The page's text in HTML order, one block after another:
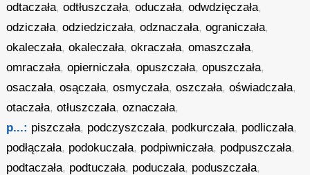
odtaczała,odtłuszczała,oduczała,odwdzięczała,
odziczała,odziedziczała,odznaczała,ograniczała,
okaleczała,okaleczała,okraczała,omaszczała,
omraczała,opierniczała,opuszczała,opuszczała,
osaczała,osączała,osmyczała,oszczała,oświadczała,
otaczała,otłuszczała,oznaczała,
p...: piszczała, podczyszczała, podkurczała, podliczała,
podłączała, podokuczała, podpiwniczała, podpuszczała,
podtaczała, podtuczała, poduczała, poduszczała,